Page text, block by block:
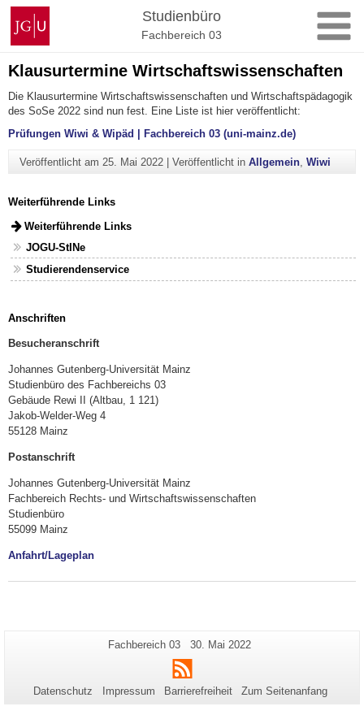
Zum
Inhalt
springen
Johannes
Gutenberg-
Universität
Mainz
Studienbüro
Fachbereich 03
Klausurtermine Wirtschaftswissenschaften
Die Klausurtermine Wirtschaftswissenschaften und Wirtschaftspädagogik
des SoSe 2022 sind nun fest. Eine Liste ist hier veröffentlicht:
Prüfungen Wiwi & Wipäd | Fachbereich 03 (uni-mainz.de)
Veröffentlicht am 25. Mai 2022| Veröffentlicht in Allgemein, Wiwi
Weiterführende Links
Weiterführende Links
JOGU-StINe
Studierendenservice
Anschriften
Besucheranschrift
Johannes Gutenberg-Universität Mainz
Studienbüro des Fachbereichs 03
Gebäude Rewi II (Altbau, 1 121)
Jakob-Welder-Weg 4
55128 Mainz
Postanschrift
Johannes Gutenberg-Universität Mainz
Fachbereich Rechts- und Wirtschaftswissenschaften
Studienbüro
55099 Mainz
Anfahrt/Lageplan
Zusätzliche
Informationen
zu
dieser
Seiten-
Fachbereich 03
Letzte
Aktualisierung:
30. Mai 2022
RSS
Datenschutz Impressum Barrierefreiheit Zum Seitenanfang